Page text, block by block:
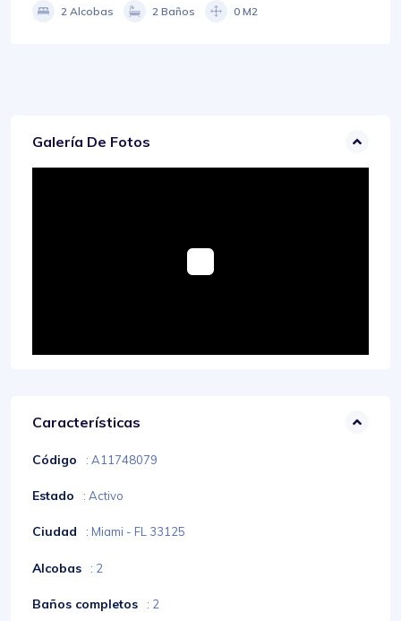
2 Alcobas 2 Baños 0 M2
Galería De Fotos
Características
Código : A11748079
Estado : Activo
Ciudad : Miami - FL 33125
Alcobas : 2
Baños completos : 2